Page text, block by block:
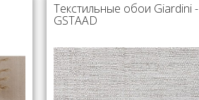
Текстильные обои Giardini -
GSTAAD